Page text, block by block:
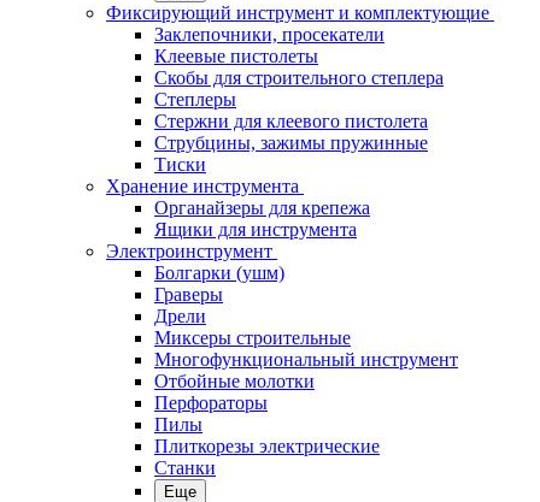
Фиксирующий инструмент и комплектующие
Заклепочники, просекатели
Клеевые пистолеты
Скобы для строительного степлера
Степлеры
Стержни для клеевого пистолета
Струбцины, зажимы пружинные
Тиски
Хранение инструмента
Органайзеры для крепежа
Ящики для инструмента
Электроинструмент
Болгарки (ушм)
Граверы
Дрели
Миксеры строительные
Многофункциональный инструмент
Отбойные молотки
Перфораторы
Пилы
Плиткорезы электрические
Станки
Еще